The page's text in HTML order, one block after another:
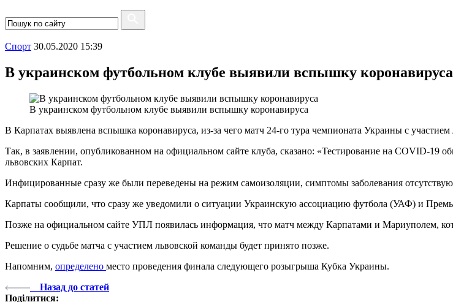
Спорт 30.05.2020 15:39
В украинском футбольном клубе выявили вспышку коронавируса
В украинском футбольном клубе выявили вспышку коронавируса
В Карпатах выявлена вспышка коронавируса, из-за чего матч 24-го тура чемпионата Украины с
Так, в заявлении, опубликованном на официальном сайте клуба, сказано: «Тестирование на COVID-19
львовских Карпат.
Инфицированные сразу же были переведены на режим самоизоляции, симптомы заболевания
Карпаты сообщили, что сразу же уведомили о ситуации Украинскую ассоциацию футбола (УАФ) и
Позже на официальном сайте УПЛ появилась информация, что матч между Карпатами и Мариуполем,
Решение о судьбе матча с участием львовской команды будет принято позже.
Напомним, определено место проведения финала следующего розыгрыша Кубка Украины.
Назад до статей
Поділитися: